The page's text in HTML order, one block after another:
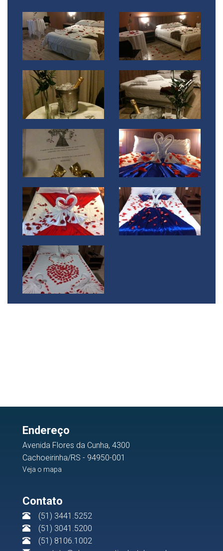
Endereço
Avenida Flores da Cunha, 4300
Cachoeirinha/RS - 94950-001
Veja o mapa
Contato
(51) 3441.5252
(51) 3041.5200
(51) 8106.1002